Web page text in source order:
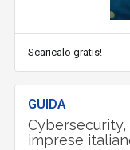
Scaricalo gratis!
GUIDA
imprese